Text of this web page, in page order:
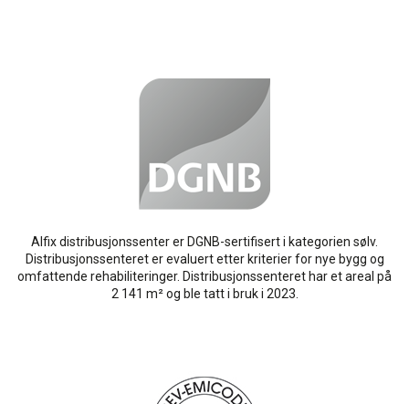
Alfix distribusjonssenter er DGNB-sertifisert i kategorien sølv.
Distribusjonssenteret er evaluert etter kriterier for nye bygg og
omfattende rehabiliteringer. Distribusjonssenteret har et areal på
2 141 m² og ble tatt i bruk i 2023.